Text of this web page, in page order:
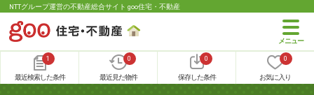
NTTグループ運営の不動産総合サイト goo住宅・不動産
1
最近検索した条件
0
最近見た物件
0
保存した条件
0
お気に入り